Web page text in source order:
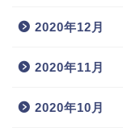
2020年12月
2020年11月
2020年10月